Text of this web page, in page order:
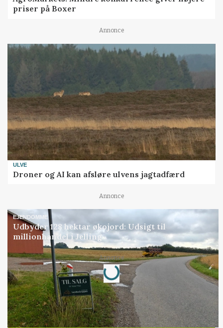
priser på Boxer
Annonce
ULVE
Droner og AI kan afsløre ulvens jagtadfærd
Annonce
EJENDOMME
Udbyder 128 hektar økojord: Udsigt til
millionhandel i Jelling
Annonce
Loading...
Jobs